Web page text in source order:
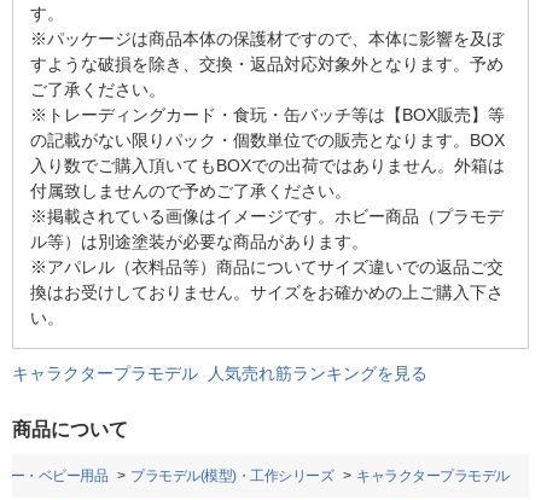
す。
※パッケージは商品本体の保護材ですので、本体に影響を及ぼ
すような破損を除き、交換・返品対応対象外となります。予め
ご了承ください。
※トレーディングカード・食玩・缶バッチ等は【BOX販売】等
の記載がない限りパック・個数単位での販売となります。BOX
入り数でご購入頂いてもBOXでの出荷ではありません。外箱は
付属致しませんので予めご了承ください。
※掲載されている画像はイメージです。ホビー商品（プラモデ
ル等）は別途塗装が必要な商品があります。
※アパレル（衣料品等）商品についてサイズ違いでの返品ご交
換はお受けしておりません。サイズをお確かめの上ご購入下さ
い。
キャラクタープラモデル 人気売れ筋ランキングを見る
商品について
ー・ベビー用品 プラモデル(模型)・工作シリーズ キャラクタープラモデル